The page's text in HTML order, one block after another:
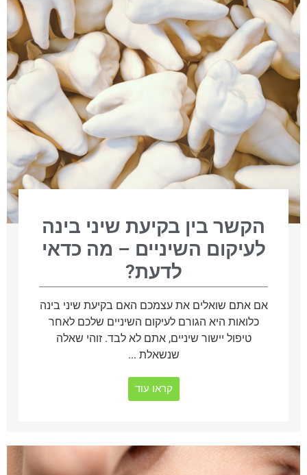
הקשר בין בקיעת שיני בינה
לעיקום השיניים – מה כדאי
לדעת?
אם אתם שואלים את עצמכם האם בקיעת שיני בינה
כלואות היא הגורם לעיקום השיניים שלכם לאחר
טיפול יישור שיניים, אתם לא לבד. זוהי שאלה
שנשאלת ...
קראו עוד